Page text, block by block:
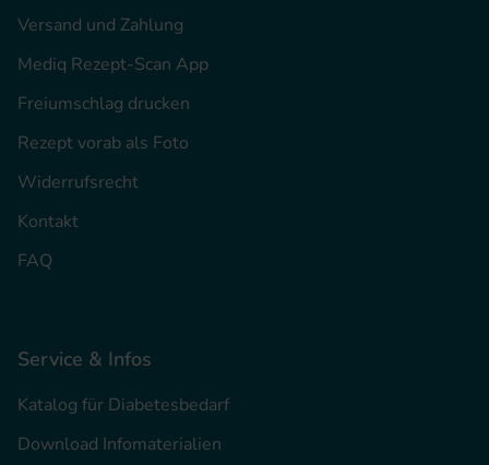
Versand und Zahlung
Mediq Rezept-Scan App
Freiumschlag drucken
Rezept vorab als Foto
Widerrufsrecht
Kontakt
FAQ
Service & Infos
Katalog für Diabetesbedarf
Download Infomaterialien